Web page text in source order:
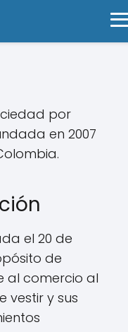
por
en 2007
el 20 de
de
al comercio al
vestir y sus